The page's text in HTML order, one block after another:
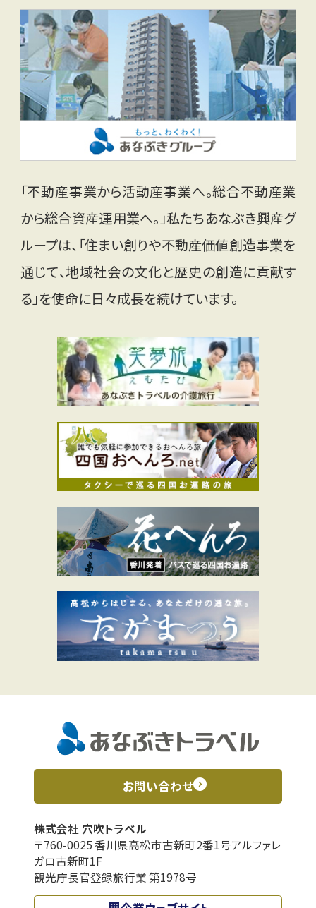
「不動産事業から活動産事業へ。総合不動産業
から総合資産運用業へ。」私たちあなぶき興産グ
ループは、「住まい創りや不動産価値創造事業を
通じて、地域社会の文化と歴史の創造に貢献す
る」を使命に日々成長を続けています。
お問い合わせ
株式会社 穴吹トラベル
〒760-0025 香川県高松市古新町2番1号アルファレ
ガロ古新町1F
観光庁長官登録旅行業 第1978号